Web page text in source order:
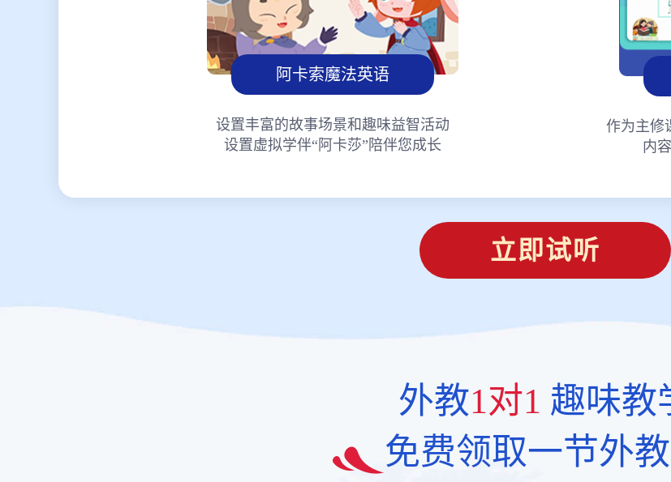
阿卡索魔法英语
设置丰富的故事场景和趣味益智活动
设置虚拟学伴“阿卡莎”陪伴您成长
作为主修
内
立即试听
外教1对1 趣味教
免费领取一节外